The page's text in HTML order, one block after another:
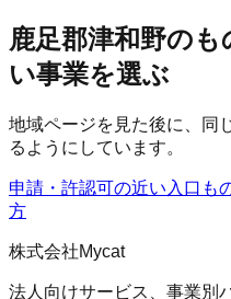
鹿足郡津和野の
い事業を選ぶ
地域ページを見た後に、同
るようにしています。
申請・許認可の近い入口 も
方
株式会社Mycat
法人向けサービス、事業別